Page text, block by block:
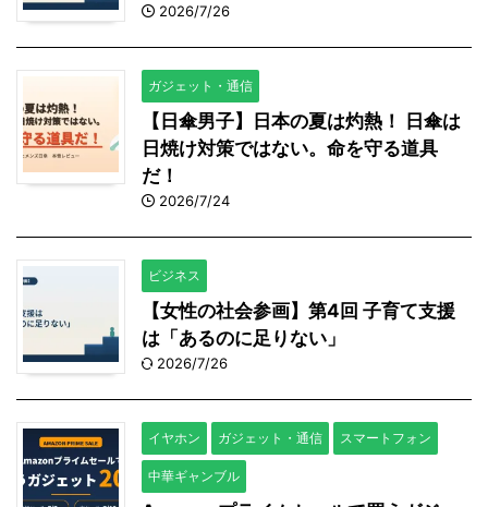
2026/7/26
ガジェット・通信
【日傘男子】日本の夏は灼熱！ 日傘は
日焼け対策ではない。命を守る道具
だ！
2026/7/24
ビジネス
【女性の社会参画】第4回 子育て支援
は「あるのに足りない」
2026/7/26
イヤホン ガジェット・通信 スマートフォン
中華ギャンブル